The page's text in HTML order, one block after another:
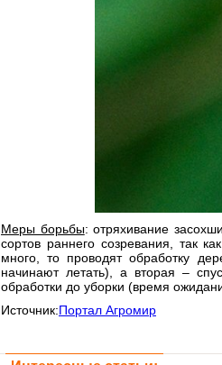
Меры борьбы: отряхивание
сортов раннего созревания, так
много, то проводят обработку
начинают летать), а вторая –
обработки до уборки (время
Источник:Портал Агромир